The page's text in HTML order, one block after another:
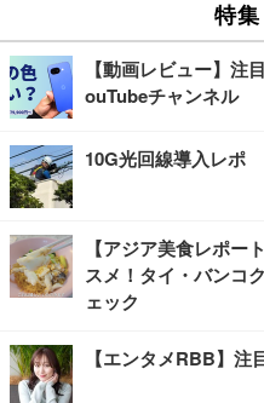
特
【動画レビュー】注
ouTubeチャンネル
10G光回線導入レポ
【アジア美食レポー
スメ！タイ・バンコ
ェック
【エンタメRBB】